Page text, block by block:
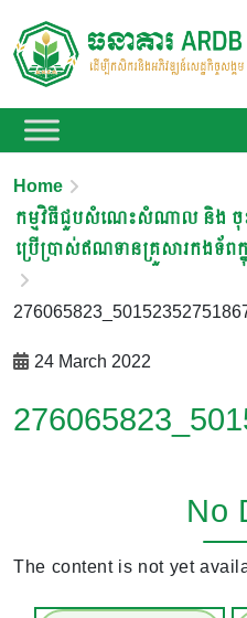
Home
កម្មវិធីជួបសំណេះសំណាល និង ចុះ
ប្រើប្រាស់ឥណទានគ្រួសារកងទ័ព
24 March 2022
No
The content is not yet